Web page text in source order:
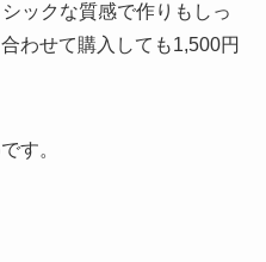
ックな質感で作りもしっ
わせて購入しても1,500円
す。